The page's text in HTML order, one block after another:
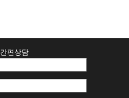
간편상담